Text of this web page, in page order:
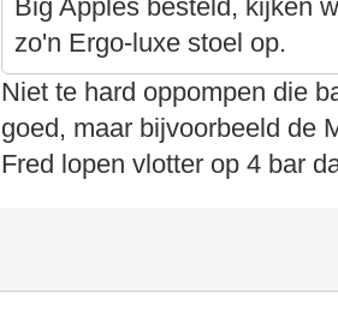
Big Apples besteld, kijken
zo'n Ergo-luxe stoel op.
Niet te hard oppompen die
goed, maar bijvoorbeeld de
Fred lopen vlotter op 4 bar